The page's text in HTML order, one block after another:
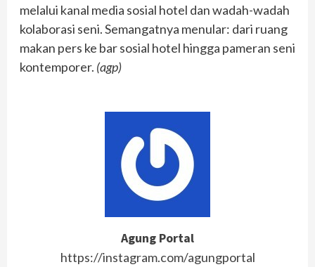
melalui kanal media sosial hotel dan wadah-wadah
kolaborasi seni. Semangatnya menular: dari ruang
makan pers ke bar sosial hotel hingga pameran seni
kontemporer. (agp)
Agung Portal
https://instagram.com/agungportal